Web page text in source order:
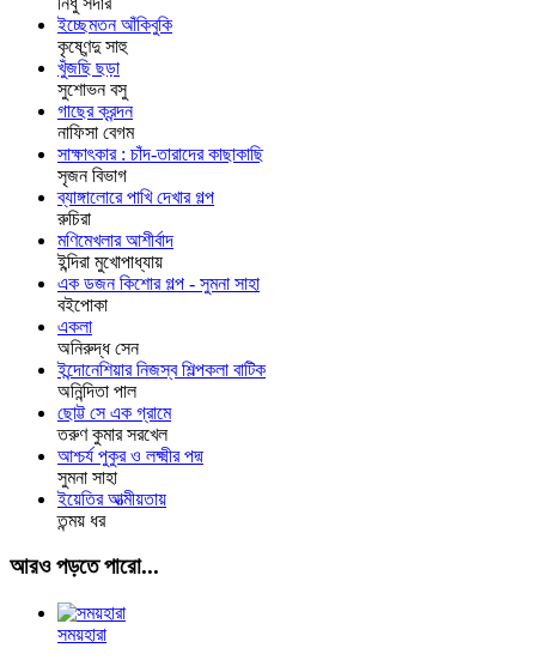
ইচ্ছেমতন আঁকিবুকি
কৃষ্ণেন্দু সাহু
খুঁজছি ছড়া
সুশোভন বসু
গাছের ক্রন্দন
নাফিসা বেগম
সাক্ষাৎকার : চাঁদ-তারাদের কাছাকাছি
সৃজন বিভাগ
ব্যাঙ্গালোরে পাখি দেখার গল্প
রুচিরা
মণিমেখলার আশীর্বাদ
ইন্দিরা মুখোপাধ্যায়
এক ডজন কিশোর গল্প - সুমনা সাহা
বইপোকা
একলা
অনিরুদ্ধ সেন
ইন্দোনেশিয়ার নিজস্ব শিল্পকলা বাটিক
অনিন্দিতা পাল
ছোট্ট সে এক গ্রামে
তরুণ কুমার সরখেল
আশ্চর্য পুকুর ও লক্ষ্মীর পদ্ম
সুমনা সাহা
ইয়েতির আত্মীয়তায়
তন্ময় ধর
আরও পড়তে পারো...
সময়হারা